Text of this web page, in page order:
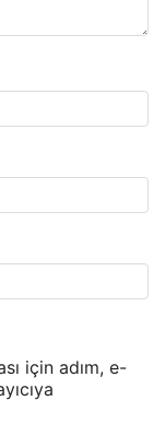
için adım, e-